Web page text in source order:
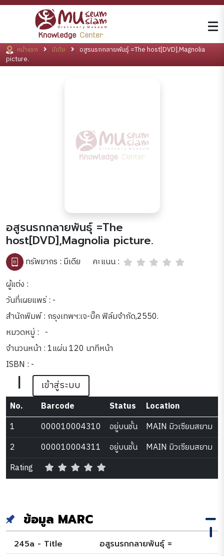
หน้าแรก มีเดีย
อสูรนรกกลายพันธุ์ =The host[DVD],Magnolia
picture.
อสูรนรกกลายพันธุ์ =The
host[DVD],Magnolia picture.
ทรัพยากร : มีเดีย
คะแนน :
ผู้แต่ง :
วันที่เผยแพร่ : -
สำนักพิมพ์ : กรุงเทพฯ:เจ-บิ๊ค ฟิล์มจำกัด,2550.
หมวดหมู่ : -
จำนวนหน้า : 1แผ่น 120 นาทีหน้า
ISBN : -
| เข้าสู่ระบบ
No. Barcode Status
Location
1
000010004310 อยู่บนชั้น
MAIN มิวเซียมสยาม
2
000010004311 อยู่บนชั้น
MAIN มิวเซียมสยาม
Rating
ข้อมูล MARC
245a - Title
อสูรนรกกลายพันธุ์ =